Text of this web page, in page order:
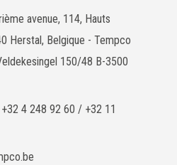
avenue, 114, Hauts
Herstal, Belgique - Tempco
150/48 B-3500
+32 4 248 92 60 / +32 11